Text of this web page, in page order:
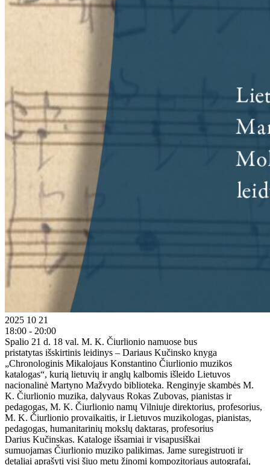
2025 10 21
18:00 - 20:00
Spalio 21 d. 18 val. M. K. Čiurlionio namuose bus
pristatytas išskirtinis leidinys – Dariaus Kučinsko knyga
„Chronologinis Mikalojaus Konstantino Čiurlionio muzikos
katalogas“, kurią lietuvių ir anglų kalbomis išleido Lietuvos
nacionalinė Martyno Mažvydo biblioteka. Renginyje skambės M.
K. Čiurlionio muzika, dalyvaus Rokas Zubovas, pianistas ir
pedagogas, M. K. Čiurlionio namų Vilniuje direktorius, profesorius,
M. K. Čiurlionio provaikaitis, ir Lietuvos muzikologas, pianistas,
pedagogas, humanitarinių mokslų daktaras, profesorius
Darius Kučinskas. Kataloge išsamiai ir visapusiškai
sumuojamas Čiurlionio muziko palikimas. Jame suregistruoti ir
detaliai aprašyti visi šiuo metu žinomi kompozitoriaus autografai,